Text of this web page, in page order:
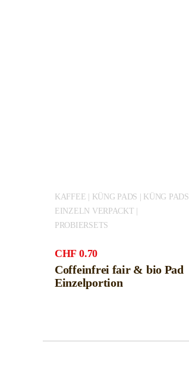
KAFFEE | KÜNG PADS | KÜNG PADS
EINZELN VERPACKT |
PROBIERSETS
CHF 0.70
Coffeinfrei fair & bio Pad
Einzelportion